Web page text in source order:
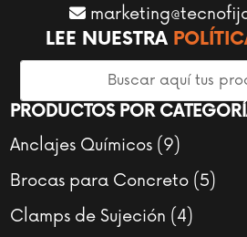
LEE NUESTRA
PRODUCTOS POR
Anclajes Químicos 99
productos
Brocas para Concreto 55
Clamps de Sujeción 44